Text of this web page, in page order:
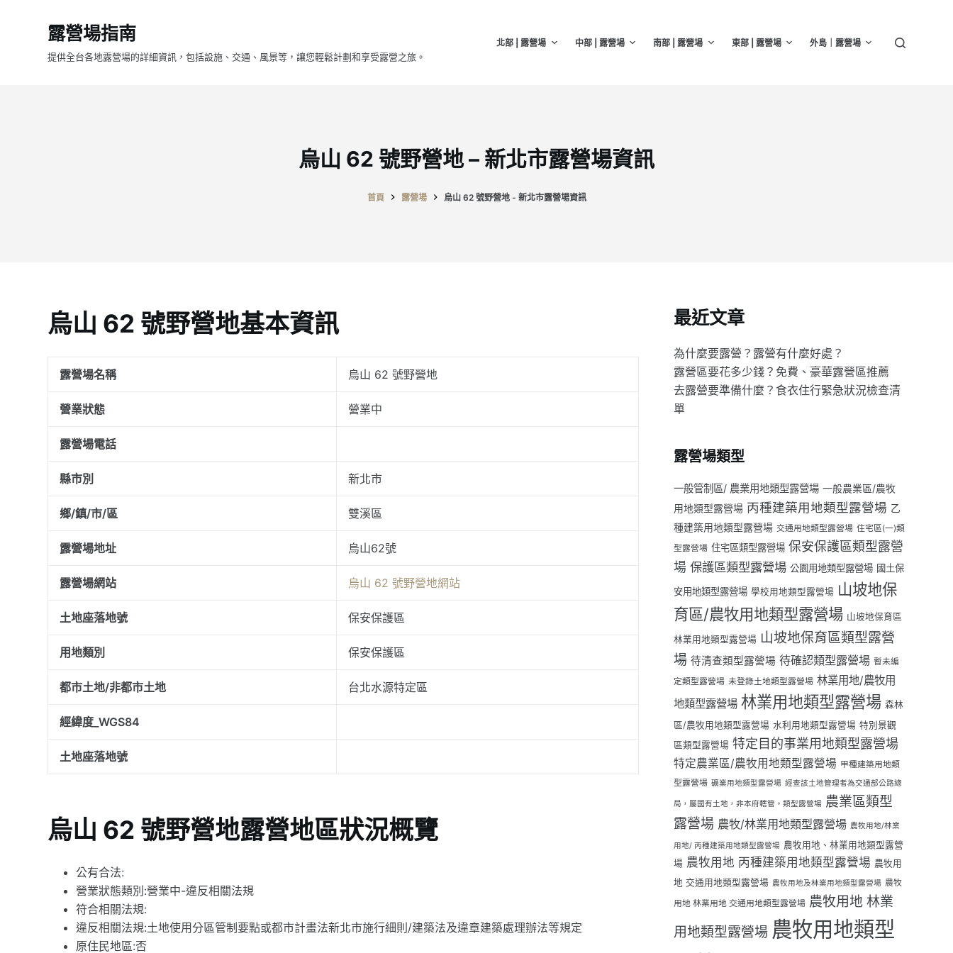
露營場指南
提供全台各地露營場的詳細資訊，包括設施、交通、風景等，讓您輕鬆計劃和享受露營之旅。
北部 | 露營場 中部 | 露營場 南部 | 露營場 東部 | 露營場 外島｜露營場
烏山 62 號野營地 – 新北市露營場資訊
首頁 露營場 烏山 62 號野營地 - 新北市露營場資訊
烏山 62 號野營地基本資訊
露營場名稱 烏山 62 號野營地
營業狀態 營業中
露營場電話
縣市別 新北市
鄉/鎮/市/區 雙溪區
露營場地址 烏山62號
露營場網站 烏山 62 號野營地網站
土地座落地號 保安保護區
用地類別 保安保護區
都市土地/非都市土地 台北水源特定區
經緯度_WGS84
土地座落地號
烏山 62 號野營地露營地區狀況概覽
公有合法:
營業狀態類別:營業中-違反相關法規
符合相關法規:
違反相關法規:土地使用分區管制要點或都市計畫法新北市施行細則/建築法及違章建築處理辦法等規定
原住民地區:否
最近文章
為什麼要露營？露營有什麼好處？
露營區要花多少錢？免費、豪華露營區推薦
去露營要準備什麼？食衣住行緊急狀況檢查清
單
露營場類型
一般管制區/ 農業用地類型露營場 一般農業區/農牧
用地類型露營場 丙種建築用地類型露營場 乙
種建築用地類型露營場 交通用地類型露營場 住宅區(一)類
型露營場 住宅區類型露營場 保安保護區類型露營
場 保護區類型露營場 公園用地類型露營場 國土保
安用地類型露營場 學校用地類型露營場 山坡地保
育區/農牧用地類型露營場 山坡地保育區
林業用地類型露營場 山坡地保育區類型露營
場 待清查類型露營場 待確認類型露營場 暫未編
定類型露營場 未登錄土地類型露營場 林業用地/農牧用
地類型露營場 林業用地類型露營場 森林
區/農牧用地類型露營場 水利用地類型露營場 特別景觀
區類型露營場 特定目的事業用地類型露營場
特定農業區/農牧用地類型露營場 甲種建築用地類
型露營場 礦業用地類型露營場 經查該土地管理者為交通部公路總
局，屬國有土地，非本府轄管。類型露營場 農業區類型
露營場 農牧/林業用地類型露營場 農牧用地/林業
用地/ 丙種建築用地類型露營場 農牧用地、林業用地類型露營
場 農牧用地 丙種建築用地類型露營場 農牧用
地 交通用地類型露營場 農牧用地及林業用地類型露營場 農牧
用地 林業用地 交通用地類型露營場 農牧用地 林業
用地類型露營場 農牧用地類型